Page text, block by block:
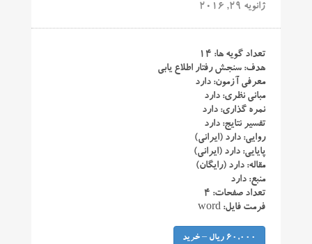
ژانویه 29, 2016
تعداد گویه ها: ۱۴
هدف: سنجش رفتار اطلاع یابی
معرفی آزمون: دارد
مبانی نظری: دارد
نمره گذاری: دارد
تفسیر نتایج: دارد
روایی: دارد (ایرانی)
پایایی: دارد (ایرانی)
مقاله: دارد (رایگان)
منبع: دارد
تعداد صفحات: ۴
فرمت فایل: word
60,000 ریال – خرید